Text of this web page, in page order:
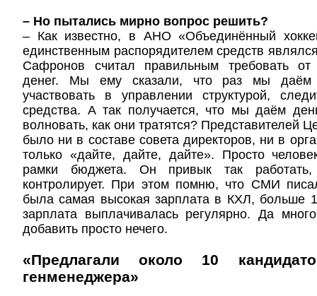
– Но пытались мирно вопрос решить?
– Как известно, в АНО «Объединённый
единственным распорядителем средств
Сафронов считал правильным требовать
денег. Мы ему сказали, что раз мы даём
участвовать в управлении структурой,
средства. А так получается, что мы даём
волновать, как они тратятся? Представителей
было ни в составе совета директоров, ни в
только «дайте, дайте, дайте». Просто
рамки бюджета. Он привык так
контролирует. При этом помню, что СМИ
была самая высокая зарплата в КХЛ, больше
зарплата выплачивалась регулярно. Да
добавить просто нечего.
«Предлагали около 10
генменеджера»